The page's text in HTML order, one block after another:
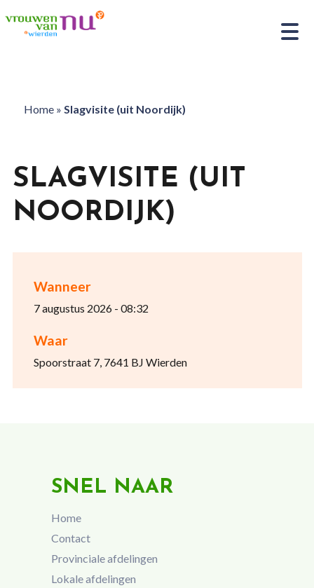
Home» Slagvisite (uit Noordijk)
Wanneer
7 augustus 2026 - 08:32
Waar
Spoorstraat 7, 7641 BJ Wierden
SLAGVISITE (UIT
NOORDIJK)
SNEL NAAR
Home
Contact
Provinciale afdelingen
Lokale afdelingen